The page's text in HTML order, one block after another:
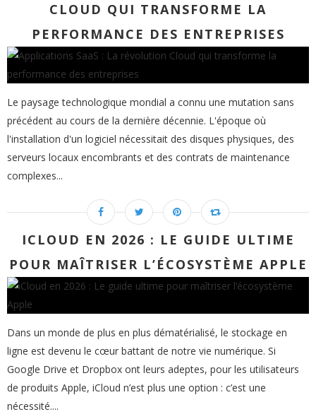
CLOUD QUI TRANSFORME LA
PERFORMANCE DES ENTREPRISES
Le paysage technologique mondial a connu une mutation sans
précédent au cours de la dernière décennie. L'époque où
l'installation d'un logiciel nécessitait des disques physiques, des
serveurs locaux encombrants et des contrats de maintenance
complexes...
ICLOUD EN 2026 : LE GUIDE ULTIME
POUR MAÎTRISER L’ÉCOSYSTÈME APPLE
Dans un monde de plus en plus dématérialisé, le stockage en
ligne est devenu le cœur battant de notre vie numérique. Si
Google Drive et Dropbox ont leurs adeptes, pour les utilisateurs
de produits Apple, iCloud n’est plus une option : c’est une
nécessité....